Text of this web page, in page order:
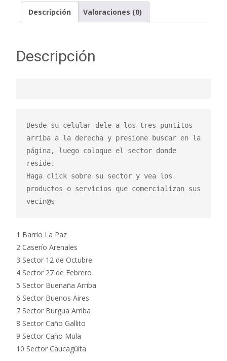
Descripción Valoraciones (0)
Descripción
Desde su celular dele a los tres puntitos
arriba a la derecha y presione buscar en la
página, luego coloque el sector donde
reside.
Haga click sobre su sector y vea los
productos o servicios que comercializan sus
vecin@s
1 Barrio La Paz
2 Caserío Arenales
3 Sector 12 de Octubre
4 Sector 27 de Febrero
5 Sector Buenaña Arriba
6 Sector Buenos Aires
7 Sector Burgua Arriba
8 Sector Caño Gallito
9 Sector Caño Mula
10 Sector Caucagüita